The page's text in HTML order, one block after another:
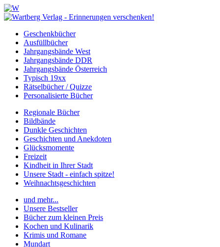
Geschenkbücher
Ausfüllbücher
Jahrgangsbände West
Jahrgangsbände DDR
Jahrgangsbände Österreich
Typisch 19xx
Rätselbücher / Quizze
Personalisierte Bücher
Regionale Bücher
Bildbände
Dunkle Geschichten
Geschichten und Anekdoten
Glücksmomente
Freizeit
Kindheit in Ihrer Stadt
Unsere Stadt - einfach spitze!
Weihnachtsgeschichten
und mehr...
Unsere Bestseller
Bücher zum kleinen Preis
Kochen und Kulinarik
Krimis und Romane
Mundart